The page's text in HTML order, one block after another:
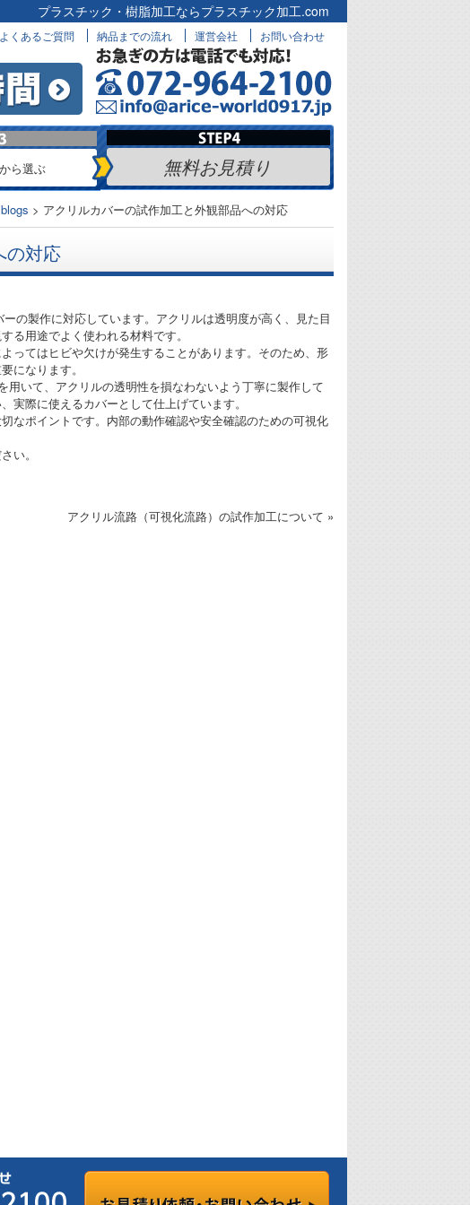
プラスチック・樹脂加工ならプラスチック加工.com
へ
よくあるご質問 納品までの流れ 運営会社 お問い合わせ
から選ぶ 無料お見積り
blogs > アクリルカバーの試作加工と外観部品への対応
の対応
の製作に対応しています。アクリルは透明度が高く、見た目
る用途でよく使われる材料です。
ってはヒビや欠けが発生することがあります。そのため、形
になります。
いて、アクリルの透明性を損なわないよう丁寧に製作して
実際に使えるカバーとして仕上げています。
なポイントです。内部の動作確認や安全確認のための可視化
い。
アクリル流路（可視化流路）の試作加工について »